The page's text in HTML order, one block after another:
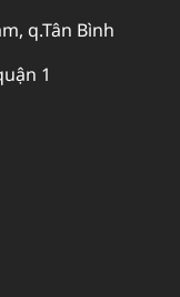
q.Tân Bình
1